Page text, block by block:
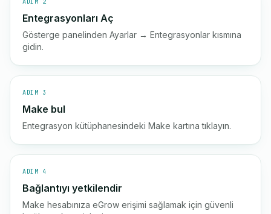
Entegrasyonları Aç
Gösterge panelinden Ayarlar → Entegrasyonlar kısmına
gidin.
ADIM 3
Make bul
Entegrasyon kütüphanesindeki Make kartına tıklayın.
ADIM 4
Bağlantıyı yetkilendir
Make hesabınıza eGrow erişimi sağlamak için güvenli